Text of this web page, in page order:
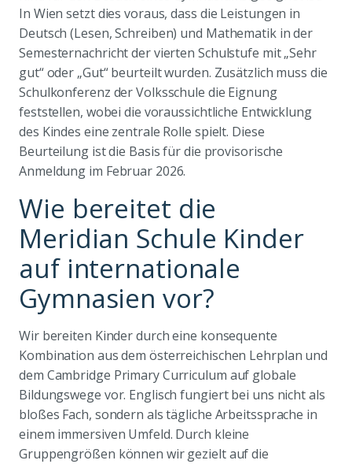
In Wien setzt dies voraus, dass die Leistungen in
Deutsch (Lesen, Schreiben) und Mathematik in der
Semesternachricht der vierten Schulstufe mit „Sehr
gut“ oder „Gut“ beurteilt wurden. Zusätzlich muss die
Schulkonferenz der Volksschule die Eignung
feststellen, wobei die voraussichtliche Entwicklung
des Kindes eine zentrale Rolle spielt. Diese
Beurteilung ist die Basis für die provisorische
Anmeldung im Februar 2026.
Wie bereitet die
Meridian Schule Kinder
auf internationale
Gymnasien vor?
Wir bereiten Kinder durch eine konsequente
Kombination aus dem österreichischen Lehrplan und
dem Cambridge Primary Curriculum auf globale
Bildungswege vor. Englisch fungiert bei uns nicht als
bloßes Fach, sondern als tägliche Arbeitssprache in
einem immersiven Umfeld. Durch kleine
Gruppengrößen können wir gezielt auf die